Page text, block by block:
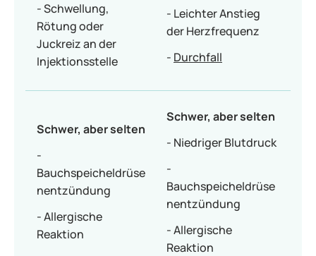
- Schwellung,
Rötung oder
Juckreiz an der
Injektionsstelle
- Leichter Anstieg
der Herzfrequenz
- Durchfall
Schwer, aber selten
-
Bauchspeicheldrüse
nentzündung
- Allergische
Reaktion
Schwer, aber selten
- Niedriger Blutdruck
-
Bauchspeicheldrüse
nentzündung
- Allergische
Reaktion